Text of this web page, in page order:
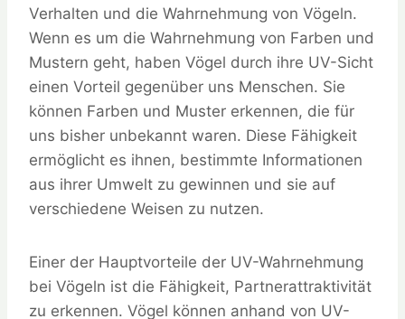
Verhalten und die Wahrnehmung von Vögeln.
Wenn es um die Wahrnehmung von Farben und
Mustern geht, haben Vögel durch ihre UV-Sicht
einen Vorteil gegenüber uns Menschen. Sie
können Farben und Muster erkennen, die für
uns bisher unbekannt waren. Diese Fähigkeit
ermöglicht es ihnen, bestimmte Informationen
aus ihrer Umwelt zu gewinnen und sie auf
verschiedene Weisen zu nutzen.
Einer der Hauptvorteile der UV-Wahrnehmung
bei Vögeln ist die Fähigkeit, Partnerattraktivität
zu erkennen. Vögel können anhand von UV-